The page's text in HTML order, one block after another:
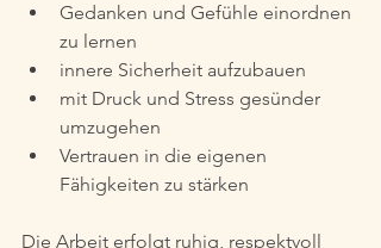
Gedanken und Gefühle einordnen
zu lernen
innere Sicherheit aufzubauen
mit Druck und Stress gesünder
umzugehen
Vertrauen in die eigenen
Fähigkeiten zu stärken
Die Arbeit erfolgt ruhig, respektvoll